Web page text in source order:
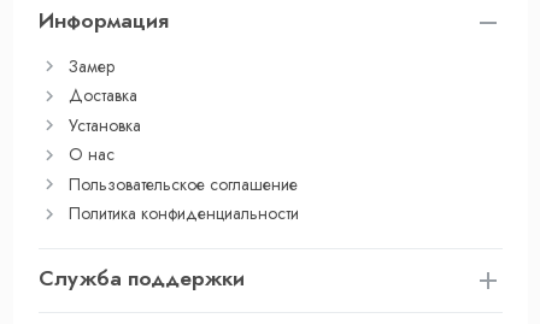
Информация
Замер
Доставка
Установка
О нас
Пользовательское соглашение
Политика конфиденциальности
Служба поддержки